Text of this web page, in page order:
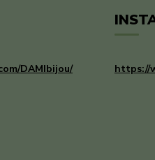
DAMIbijou/ https://